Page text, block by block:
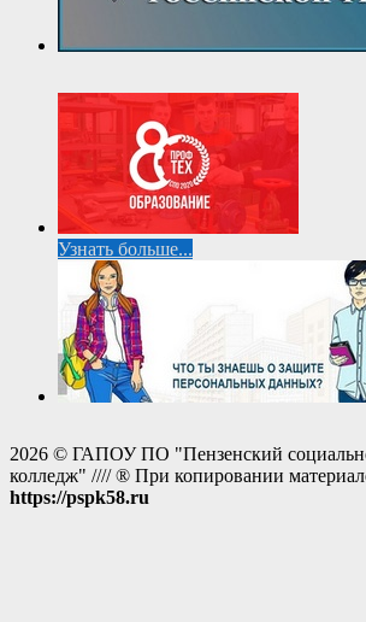
Узнать больше...
2026 © ГАПОУ ПО "Пензенский
колледж" //// ® При копировании
https://pspk58.ru